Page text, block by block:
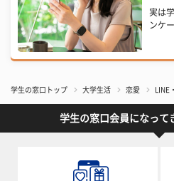
実は
ンケ
学生の窓口トップ 大学生活 恋愛 LINE
学生の窓口会員になって